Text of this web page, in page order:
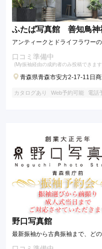
ふたば写真館 善知鳥神
アンティークとドライフラワー
口コミ準備中
(My振袖経由の成約者のみ投稿できま
青森県青森市安方2-17-11日
カタログあり Web予約可能 電話
野口写真館
最新振袖から古典振袖まで、ど